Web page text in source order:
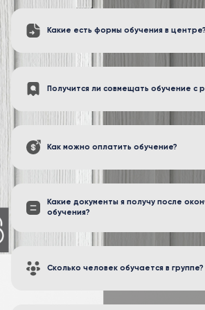
Какие есть формы обучения в центре?
Получится ли совмещать обучение с
Как можно оплатить обучение?
Какие документы я получу после
обучения?
Сколько человек обучается в группе?